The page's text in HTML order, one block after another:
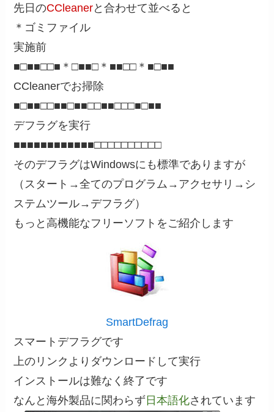
先日のCCleanerと合わせて並べると
＊ゴミファイル
実施前
■□■■□□■＊□■■□＊■■□□＊■□■■
CCleanerでお掃除
■□■■□□■■□■■□□■■□□□■□■■
デフラグを実行
■■■■■■■■■■■■□□□□□□□□□□
そのデフラグはWindowsにも標準でありますが
（スタート→全てのプログラム→アクセサリ→シ
ステムツール→デフラグ）
もっと高機能なフリーソフトをご紹介します
SmartDefrag
スマートデフラグです
上のリンクよりダウンロードして実行
インストールは難なく終了です
なんと海外製品に関わらず 日本語化されています